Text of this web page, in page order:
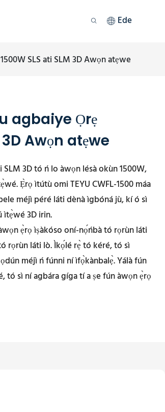
Ede
SLS ati SLM 3D Awọn atẹwe
agbaiye Ọrẹ
Awọn atẹwe
3D tó ń lo àwọn lésà okùn 1500W,
Ẹ̀rọ ìtútù omi TEYU CWFL-1500 máa
méjì péré láti dènà ìgbóná jù, kí ó sì
ìtẹ̀wé 3D irin.
ẹ̀rọ ìṣàkóso oní-nọ́ńbà tó rọrùn láti
rọrùn láti lò. Ìkọ́lé rẹ̀ tó kéré, tó sì
méjì ń fúnni ní ìfọ̀kànbalẹ̀. Yálà fún
tó sì ní agbára gíga tí a ṣe fún àwọn ẹ̀rọ